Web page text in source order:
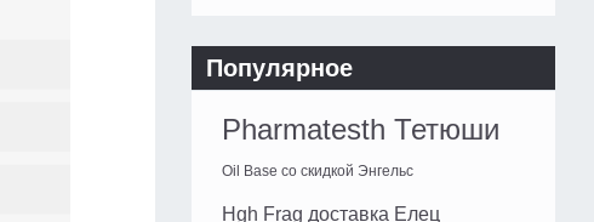
Популярное
Pharmatesth Тетюши
Oil Base со скидкой Энгельс
Hgh Frag доставка Елец